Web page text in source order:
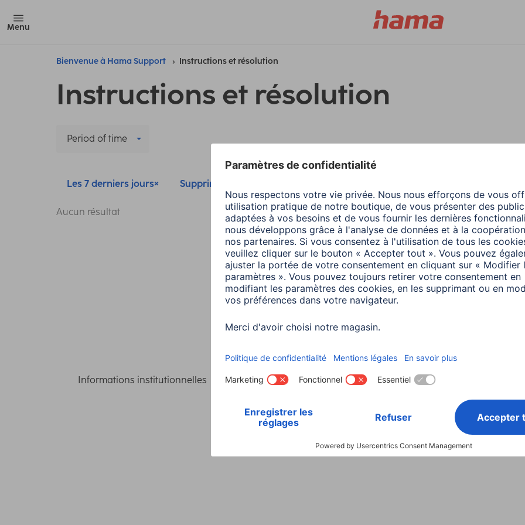
Menu
Bienvenue à Hama Support Instructions et résolution
Instructions et résolution
Period of time
Les 7 derniers jours Supprimer tous les filtres
Aucun résultat
Choisissez un pays
Informations institutionnelles Confidentialité et Securité Conditions de garantie